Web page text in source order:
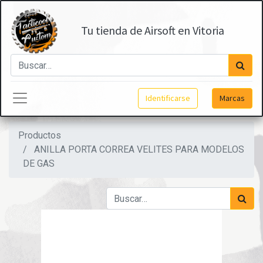
Tu tienda de Airsoft en Vitoria
Identificarse Marcas
Productos
ANILLA PORTA CORREA VELITES PARA MODELOS
DE GAS